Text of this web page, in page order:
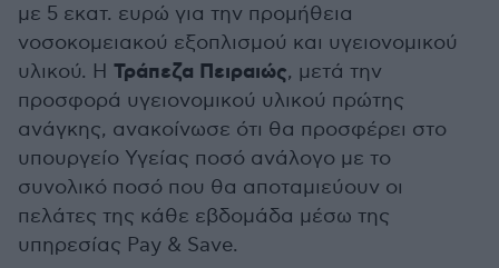
με 5 εκατ. ευρώ για την προμήθεια
νοσοκομειακού εξοπλισμού και υγειονομικού
υλικού. Η Τράπεζα Πειραιώς, μετά την
προσφορά υγειονομικού υλικού πρώτης
ανάγκης, ανακοίνωσε ότι θα προσφέρει στο
υπουργείο Υγείας ποσό ανάλογο με το
συνολικό ποσό που θα αποταμιεύουν οι
πελάτες της κάθε εβδομάδα μέσω της
υπηρεσίας Pay & Save.